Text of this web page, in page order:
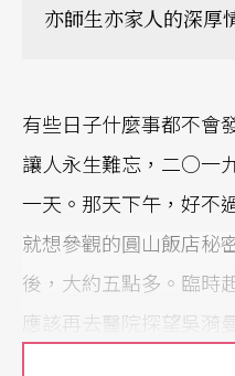
亦師生亦家人的深
有些日子什麼事都不會
讓人永生難忘，二○一
一天。那天下午，好不
就想參觀的圓山飯店秘
後，大約五點多。臨時
應該再去醫院探望吳漪